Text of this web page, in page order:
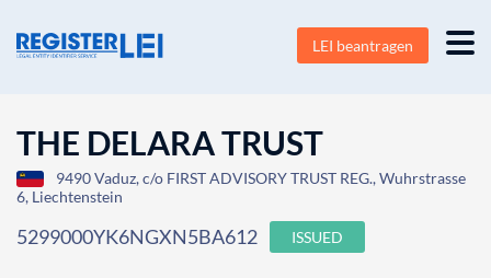
LEI beantragen
THE DELARA TRUST
9490 Vaduz, c/o FIRST ADVISORY TRUST REG., Wuhrstrasse
6, Liechtenstein
5299000YK6NGXN5BA612 ISSUED